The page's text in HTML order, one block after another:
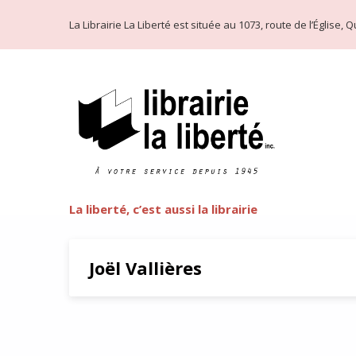
La Librairie La Liberté est située au 1073, route de l’Église,
La liberté, c’est aussi la librairie
Joël Vallières